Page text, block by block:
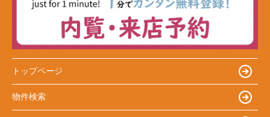
トップページ
物件検索